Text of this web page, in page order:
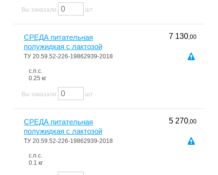
Вы заказали шт
СРЕДА питательная
полужидкая с лактозой
ТУ 20.59.52-226-19862939-2018
с.п.с.
0.25 кг
7 130,00
Вы заказали шт
СРЕДА питательная
полужидкая с лактозой
ТУ 20.59.52-226-19862939-2018
с.п.с.
0.1 кг
5 270,00